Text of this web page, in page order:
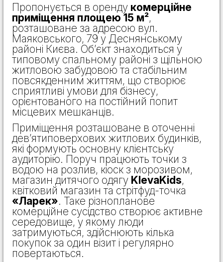
Пропонується в оренду комерційне
приміщення площею 15 м²,
розташоване за адресою вул.
Маяковського, 79 у Деснянському
районі Києва. Об’єкт знаходиться у
типовому спальному районі з щільною
житловою забудовою та стабільним
повсякденним життям, що створює
сприятливі умови для бізнесу,
орієнтованого на постійний попит
місцевих мешканців.
Приміщення розташоване в оточенні
дев’ятиповерхових житлових будинків,
які формують основну клієнтську
аудиторію. Поруч працюють точки з
водою на розлив, кіоск з морозивом,
магазин дитячого одягу KlevaKids,
квітковий магазин та стрітфуд-точка
«Ларек». Таке різнопланове
комерційне сусідство створює активне
середовище, у якому люди
затримуються, здійснюють кілька
покупок за один візит і регулярно
повертаються.